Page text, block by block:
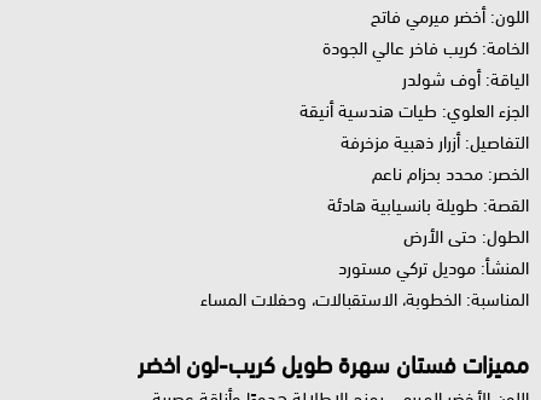
اللون: أخضر ميرمي فاتح
الخامة: كريب فاخر عالي الجودة
الياقة: أوف شولدر
الجزء العلوي: طيات هندسية أنيقة
التفاصيل: أزرار ذهبية مزخرفة
الخصر: محدد بحزام ناعم
القصة: طويلة بانسيابية هادئة
الطول: حتى الأرض
المنشأ: موديل تركي مستورد
المناسبة: الخطوبة، الاستقبالات، وحفلات المساء
مميزات فستان سهرة طويل كريب-لون اخضر